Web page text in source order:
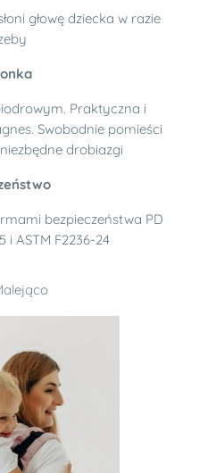
głowę dziecka w razie
Praktyczna i
Swobodnie pomieści
drobiazgi
bezpieczeństwa PD
i ASTM F2236-24